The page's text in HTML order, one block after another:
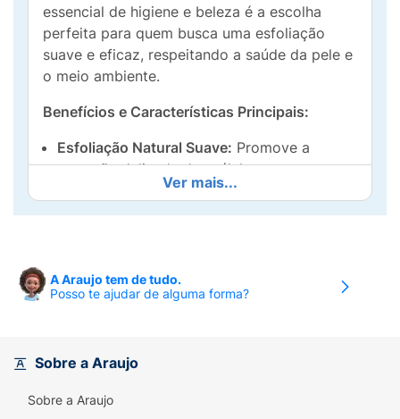
essencial de higiene e beleza é a escolha
perfeita para quem busca uma esfoliação
suave e eficaz, respeitando a saúde da pele e
o meio ambiente.
Benefícios e Características Principais:
Esfoliação Natural Suave: Promove a
remoção delicada das células mortas,
desobstruindo os poros e estimulando a
renovação celular, deixando a pele mais
formato de luva (ou oval, conforme a
a aplicação da pressão ideal e o manuseio
durante o banho.
Melhora a Circulação:
Ver mais...
A Araujo tem de tudo.
Posso te ajudar de alguma forma?
Sobre a Araujo
Sobre a Araujo